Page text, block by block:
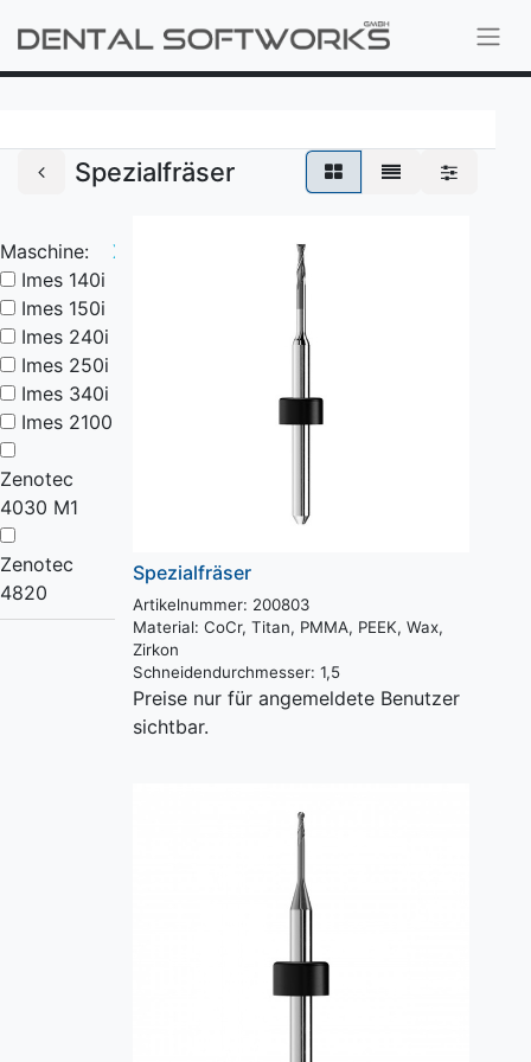
Spezialfräser
Maschine:
X
Imes 140i
Imes 150i
Imes 240i
Imes 250i
Imes 340i
Imes 2100
Zenotec
4030 M1
Zenotec
4820
Spezialfräser
Artikelnummer: 200803
Material: CoCr, Titan, PMMA, PEEK, Wax,
Zirkon
Schneidendurchmesser: 1,5
Preise nur für angemeldete Benutzer
sichtbar.